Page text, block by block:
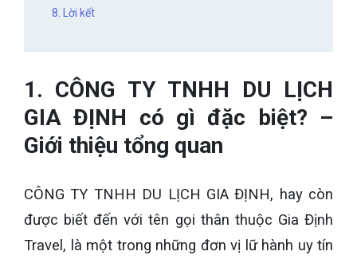
8. Lời kết
1. CÔNG TY TNHH DU LỊCH
GIA ĐỊNH có gì đặc biệt? –
Giới thiệu tổng quan
CÔNG TY TNHH DU LỊCH GIA ĐỊNH, hay còn
được biết đến với tên gọi thân thuộc Gia Định
Travel, là một trong những đơn vị lữ hành uy tín